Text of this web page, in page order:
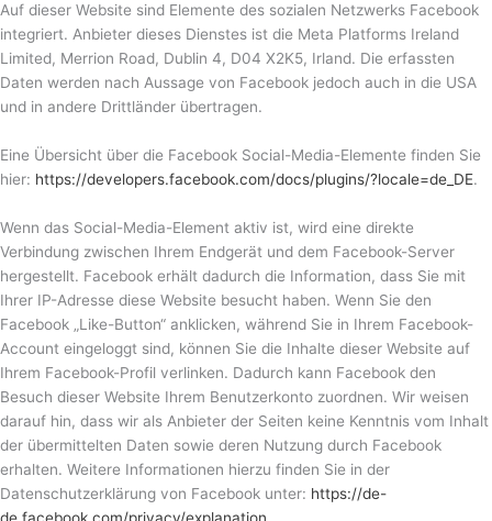
Auf dieser Website sind Elemente des sozialen Netzwerks Facebook
integriert. Anbieter dieses Dienstes ist die Meta Platforms Ireland
Limited, Merrion Road, Dublin 4, D04 X2K5, Irland. Die erfassten
Daten werden nach Aussage von Facebook jedoch auch in die USA
und in andere Drittländer übertragen.
Eine Übersicht über die Facebook Social-Media-Elemente finden Sie
hier: https://developers.facebook.com/docs/plugins/?locale=de_DE.
Wenn das Social-Media-Element aktiv ist, wird eine direkte
Verbindung zwischen Ihrem Endgerät und dem Facebook-Server
hergestellt. Facebook erhält dadurch die Information, dass Sie mit
Ihrer IP-Adresse diese Website besucht haben. Wenn Sie den
Facebook „Like-Button“ anklicken, während Sie in Ihrem Facebook-
Account eingeloggt sind, können Sie die Inhalte dieser Website auf
Ihrem Facebook-Profil verlinken. Dadurch kann Facebook den
Besuch dieser Website Ihrem Benutzerkonto zuordnen. Wir weisen
darauf hin, dass wir als Anbieter der Seiten keine Kenntnis vom Inhalt
der übermittelten Daten sowie deren Nutzung durch Facebook
erhalten. Weitere Informationen hierzu finden Sie in der
Datenschutzerklärung von Facebook unter: https://de-
de.facebook.com/privacy/explanation